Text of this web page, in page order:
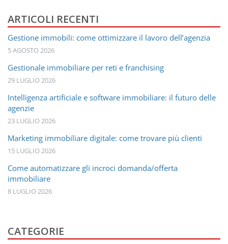
ricerca
ARTICOLI RECENTI
Gestione immobili: come ottimizzare il lavoro dell’agenzia
5 AGOSTO 2026
Gestionale immobiliare per reti e franchising
29 LUGLIO 2026
Intelligenza artificiale e software immobiliare: il futuro delle
agenzie
23 LUGLIO 2026
Marketing immobiliare digitale: come trovare più clienti
15 LUGLIO 2026
Come automatizzare gli incroci domanda/offerta
immobiliare
8 LUGLIO 2026
CATEGORIE